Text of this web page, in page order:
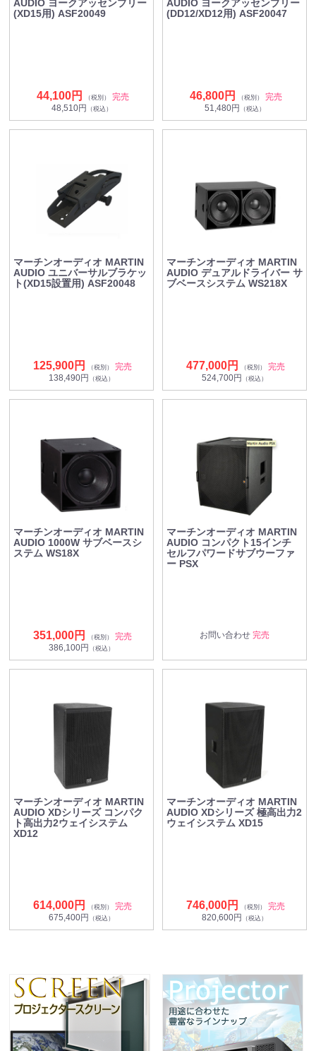
AUDIO ヨークアッセンブリー
(XD15用) ASF20049
44,100円 （税別）
完売
48,510円 （税込）
AUDIO ヨークアッセンブリー
(DD12/XD12用) ASF20047
46,800円 （税別）
完売
51,480円 （税込）
マーチンオーディオ MARTIN
AUDIO ユニバーサルブラケッ
ト(XD15設置用) ASF20048
125,900円 （税別）
完売
138,490円 （税込）
マーチンオーディオ MARTIN
AUDIO デュアルドライバー サ
ブベースシステム WS218X
477,000円 （税別）
完売
524,700円 （税込）
マーチンオーディオ MARTIN
AUDIO 1000W サブベースシ
ステム WS18X
351,000円 （税別）
完売
386,100円 （税込）
マーチンオーディオ MARTIN
AUDIO コンパクト15インチ
セルフパワードサブウーファ
ー PSX
お問い合わせ 完売
マーチンオーディオ MARTIN
AUDIO XDシリーズ コンパク
ト高出力2ウェイシステム
XD12
614,000円 （税別）
完売
675,400円 （税込）
マーチンオーディオ MARTIN
AUDIO XDシリーズ 極高出力2
ウェイシステム XD15
746,000円 （税別）
完売
820,600円 （税込）